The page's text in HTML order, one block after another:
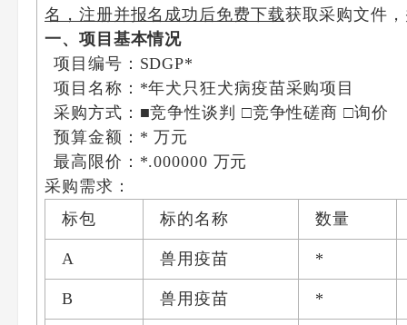
名，注册并报名成功后免费下载获取采购文件
一、项目基本情况
项目编号：SDGP*
项目名称：*年犬只狂犬病疫苗采购项目
采购方式：■竞争性谈判 □竞争性磋商 □询价
预算金额：* 万元
最高限价：*.000000 万元
采购需求：
标包
标的名称 数量
A 兽用疫苗 *
B 兽用疫苗 *